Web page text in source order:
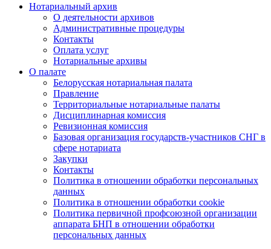
Нотариальный архив
О деятельности архивов
Административные процедуры
Контакты
Оплата услуг
Нотариальные архивы
О палате
Белорусская нотариальная палата
Правление
Территориальные нотариальные палаты
Дисциплинарная комиссия
Ревизионная комиссия
Базовая организация государств-участников СНГ в
сфере нотариата
Закупки
Контакты
Политика в отношении обработки персональных
данных
Политика в отношении обработки cookie
Политика первичной профсоюзной организации
аппарата БНП в отношении обработки
персональных данных